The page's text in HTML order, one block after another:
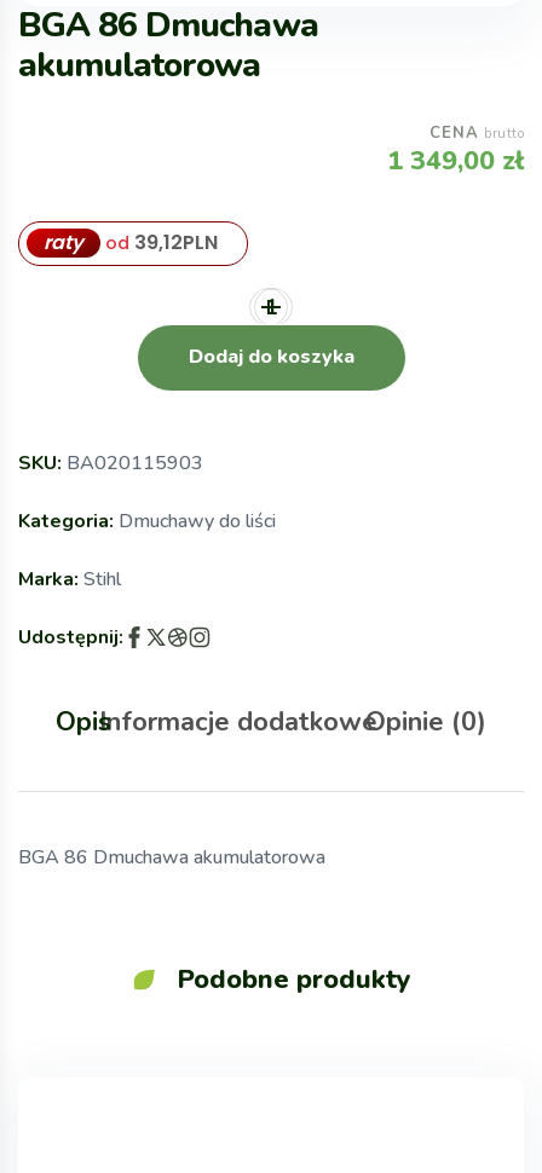
BGA 86 Dmuchawa
akumulatorowa
CENA brutto
1 349,00 zł
raty od 39,12PLN
Dodaj do koszyka
SKU: BA020115903
Kategoria: Dmuchawy do liści
Marka: Stihl
Udostępnij:
OpisInformacje dodatkoweOpinie (0)
BGA 86 Dmuchawa akumulatorowa
Podobne produkty